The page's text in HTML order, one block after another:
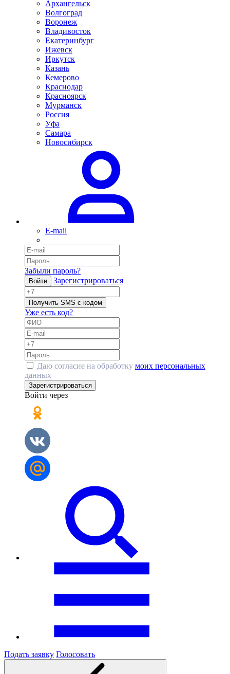
Архангельск
Волгоград
Воронеж
Владивосток
Екатеринбург
Ижевск
Иркутск
Казань
Кемерово
Краснодар
Красноярск
Мурманск
Россия
Уфа
Самара
Новосибирск
E-mail
Забыли пароль?
Войти Зарегистрироваться
Получить SMS с кодом
Уже есть код?
Даю согласие на обработку моих персональных
данных
Зарегистрироваться
Войти через
Подать заявку Голосовать